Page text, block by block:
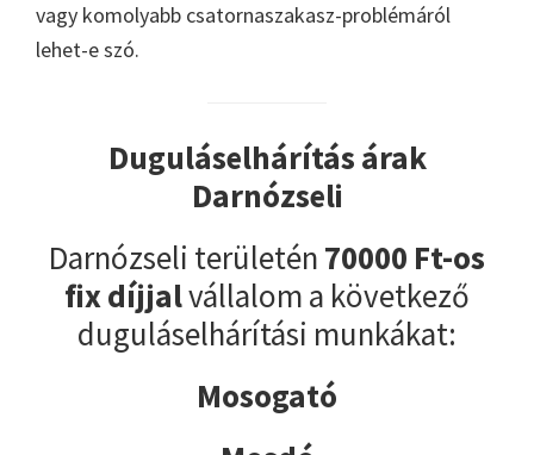
vagy komolyabb csatornaszakasz-problémáról
lehet-e szó.
Duguláselhárítás árak
Darnózseli
Darnózseli területén 70000 Ft-os
fix díjjalvállalom a következő
duguláselhárítási munkákat:
Mosogató